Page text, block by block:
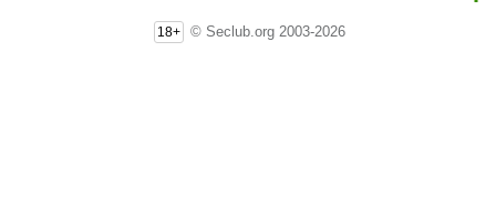
18+ © Seclub.org 2003-2026